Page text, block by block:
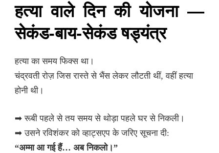
हत्या वाले दिन की योजना —
सेकंड-बाय-सेकंड षड्यंत्र
हत्या का समय फिक्स था।
चंद्रवती रोज़ जिस रास्ते से भैंस लेकर लौटती थीं, वहीं हत्या
होनी थी।
➡ रूबी पहले से तय समय से थोड़ा पहले घर से निकली।
➡ उसने रविशंकर को व्हाट्सएप के जरिए सूचना दी:
“अम्मा आ गई हैं… अब निकलो।”